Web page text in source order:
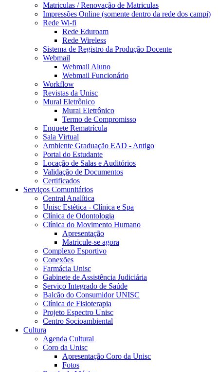
Matriculas / Renovação de Matriculas
Impressões Online (somente dentro da rede dos campi)
Rede Wi-fi
Rede Eduroam
Rede Wireless
Sistema de Registro da Produção Docente
Webmail
Webmail Aluno
Webmail Funcionário
Workflow
Revistas da Unisc
Mural Eletrônico
Mural Eletrônico
Termo de Compromisso
Enquete Rematrícula
Sala Virtual
Ambiente Graduação EAD - Antigo
Portal do Estudante
Locação de Salas e Auditórios
Validação de Documentos
Certificados
Serviços Comunitários
Central Analítica
Unisc Estética - Clínica e Spa
Clínica de Odontologia
Clínica do Movimento Humano
Apresentação
Matricule-se agora
Complexo Esportivo
Conexões
Farmácia Unisc
Gabinete de Assistência Judiciária
Serviço Integrado de Saúde
Balcão do Consumidor UNISC
Clínica de Fisioterapia
Projeto Espectro Unisc
Centro Socioambiental
Cultura
Agenda Cultural
Coro da Unisc
Apresentação Coro da Unisc
Fotos